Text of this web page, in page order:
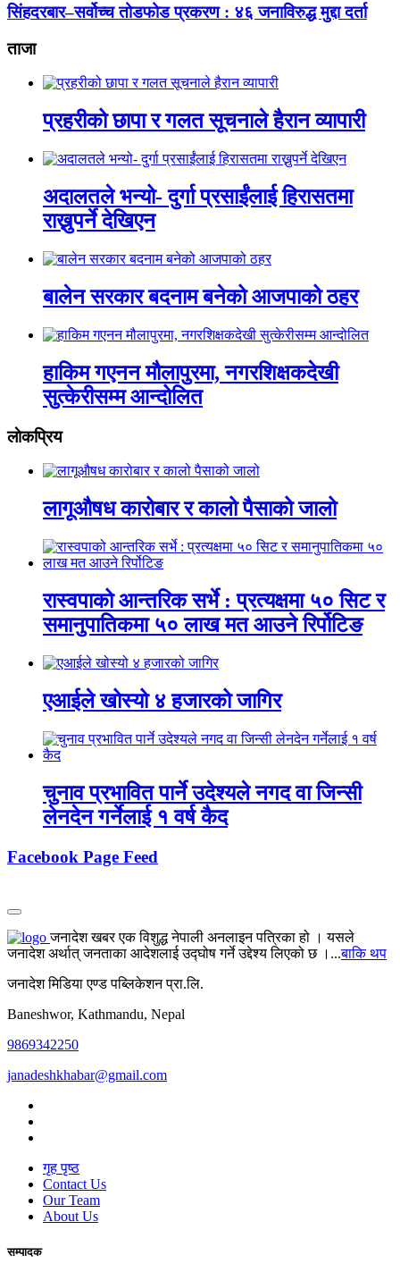
सिंहदरबार–सर्वोच्च तोडफोड प्रकरण : ४६ जनाविरुद्ध मुद्दा दर्ता
ताजा
प्रहरीको छापा र गलत सूचनाले हैरान व्यापारी
अदालतले भन्यो- दुर्गा प्रसाईंलाई हिरासतमा
राख्नुपर्ने देखिएन
बालेन सरकार बदनाम बनेको आजपाको ठहर
हाकिम गएनन मौलापुरमा, नगरशिक्षकदेखी
सुत्केरीसम्म आन्दोलित
लाेकप्रिय
लागूऔषध कारोबार र कालो पैसाको जालो
रास्वपाको आन्तरिक सर्भे : प्रत्यक्षमा ५० सिट र
समानुपातिकमा ५० लाख मत आउने रिर्पोटिङ
एआईले खोस्यो ४ हजारको जागिर
चुनाव प्रभावित पार्ने उदेश्यले नगद वा जिन्सी
लेनदेन गर्नेलाई १ वर्ष कैद
Facebook Page Feed
जनादेश खबर एक विशुद्ध नेपाली अनलाइन पत्रिका हो । यसले
जनादेश अर्थात् जनताका आदेशलाई उद्घोष गर्ने उद्देश्य लिएको छ ।...बाकि थप
जनादेश मिडिया एण्ड पब्लिकेशन प्रा.लि.
Baneshwor, Kathmandu, Nepal
9869342250
janadeshkhabar@gmail.com
गृह पृष्ठ
Contact Us
Our Team
About Us
सम्पादक